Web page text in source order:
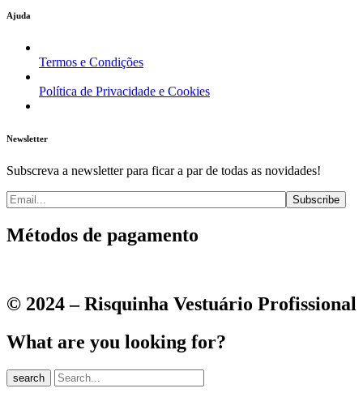
Ajuda
Termos e Condições
Política de Privacidade e Cookies
Newsletter
Subscreva a newsletter para ficar a par de todas as novidades!
Métodos de pagamento
© 2024 – Risquinha Vestuário Profissional
What are you looking for?
search